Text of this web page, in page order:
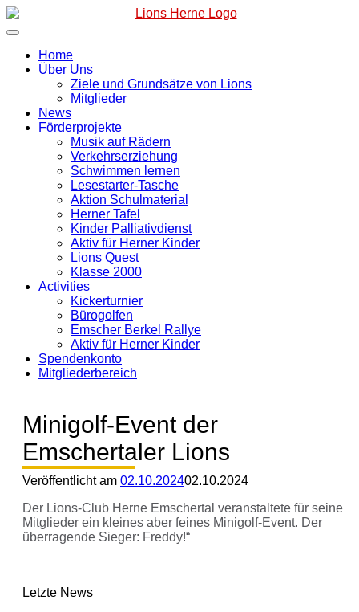
Zum
Inhalt
Home
Über Uns
Ziele und Grundsätze von Lions
Mitglieder
News
Förderprojekte
Musik auf Rädern
Verkehrserziehung
Schwimmen lernen
Lesestarter-Tasche
Aktion Schulmaterial
Herner Tafel
Kinder Palliativdienst
Aktiv für Herner Kinder
Lions Quest
Klasse 2000
Activities
Kickerturnier
Bürogolfen
Emscher Berkel Rallye
Aktiv für Herner Kinder
Spendenkonto
Mitgliederbereich
Minigolf-Event der
Emschertaler Lions
Veröffentlicht am 02.10.202402.10.2024
Der Lions-Club Herne Emschertal veranstaltete für seine
Mitglieder ein kleines aber feines Minigolf-Event. Der
überragende Sieger: Freddy!“
Letzte News